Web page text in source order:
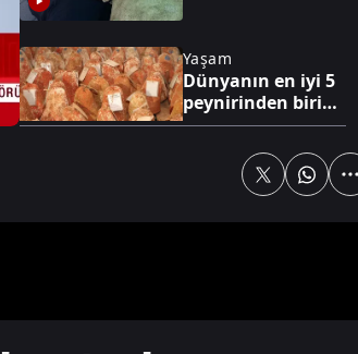
Yaşam
Dünyanın en iyi 5
peynirinden biri
Divle peyniri
İstanbul'da